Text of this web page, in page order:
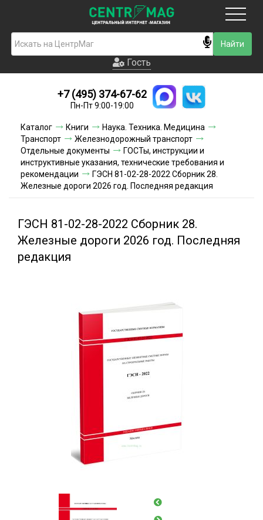
Гость
Новинки
Условия доставки
Условия оплаты
Контакты
Гость
+7 (495) 374-67-62
Пн-Пт 9:00-19:00
Каталог Книги
Наука. Техника. Медицина
Транспорт
Железнодорожный транспорт
Отдельные документы
ГОСТы, инструкции и
инструктивные указания, технические требования и
рекомендации
ГЭСН 81-02-28-2022 Сборник 28.
Железные дороги 2026 год. Последняя редакция
ГЭСН 81-02-28-2022 Сборник 28.
Железные дороги 2026 год. Последняя
редакция